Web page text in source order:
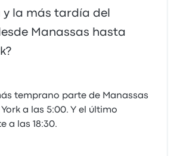
la más tardía del
Manassas hasta
temprano parte de Manassas
a las 5:00. Y el último
a las 18:30.